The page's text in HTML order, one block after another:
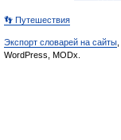
👣 Путешествия
Экспорт словарей на сайты
WordPress, MODx.